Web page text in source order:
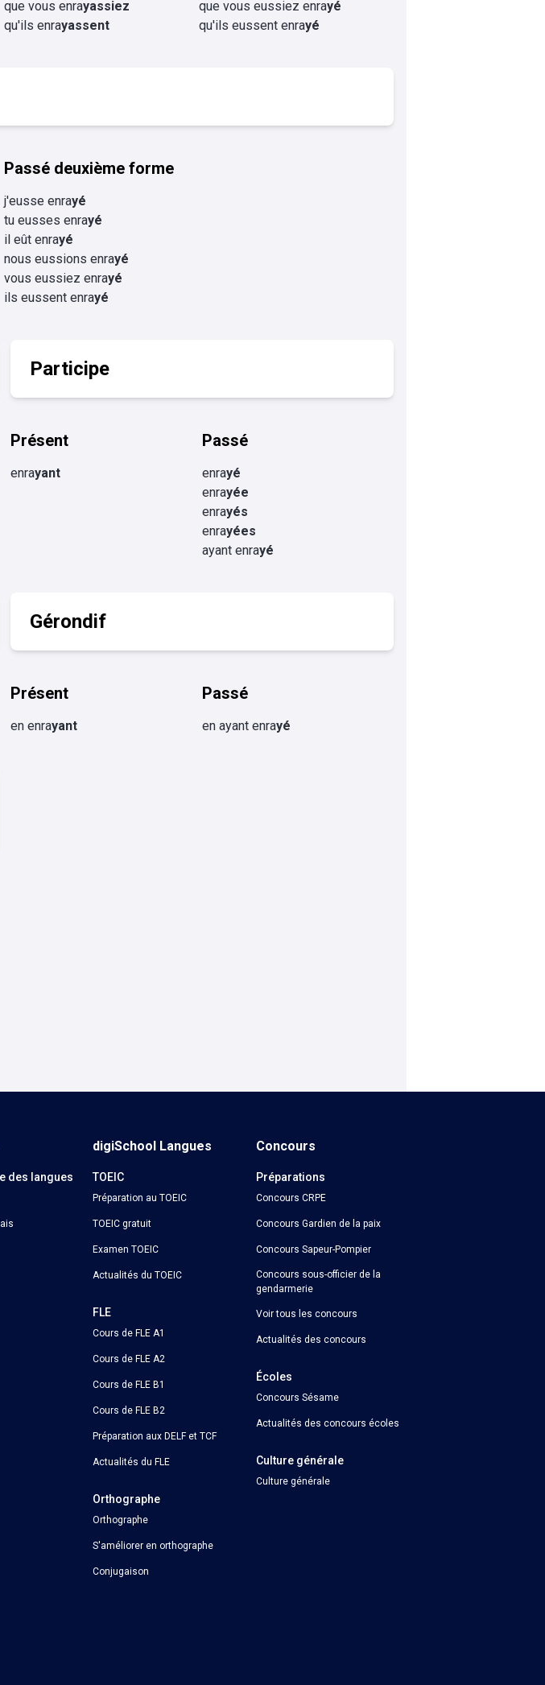
que vous enrayassiez
qu'ils enrayassent
que vous eussiez enrayé
qu'ils eussent enrayé
Passé deuxième forme
j'eusse enrayé
tu eusses enrayé
il eût enrayé
nous eussions enrayé
vous eussiez enrayé
ils eussent enrayé
Participe
Présent
enrayant
Passé
enrayé
enrayée
enrayés
enrayées
ayant enrayé
Gérondif
Présent
en enrayant
Passé
en ayant enrayé
des langues
digiSchool Langues
TOEIC
Préparation au TOEIC
TOEIC gratuit
Examen TOEIC
Actualités du TOEIC
FLE
Cours de FLE A1
Cours de FLE A2
Cours de FLE B1
Cours de FLE B2
Préparation aux DELF et TCF
Actualités du FLE
Orthographe
Orthographe
S'améliorer en orthographe
Conjugaison
Concours
Préparations
Concours CRPE
Concours Gardien de la paix
Concours Sapeur-Pompier
Concours sous-officier de la
gendarmerie
Voir tous les concours
Actualités des concours
Écoles
Concours Sésame
Actualités des concours écoles
Culture générale
Culture générale